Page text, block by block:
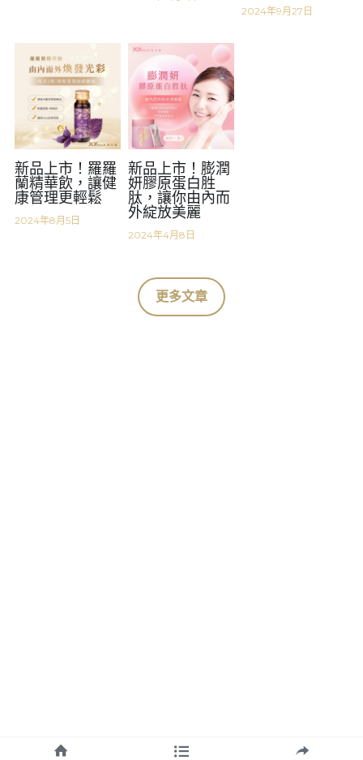
2024年9月27日
新品上市！羅羅
蘭精華飲，讓健
康管理更輕鬆
2024年8月5日
新品上市！膨潤
妍膠原蛋白胜
肽，讓你由內而
外綻放美麗
2024年4月8日
更多文章